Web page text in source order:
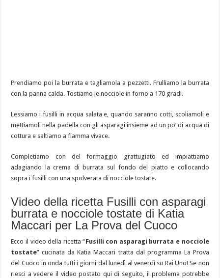
Prendiamo poi la burrata e tagliamola a pezzetti. Frulliamo la burrata
con la panna calda. Tostiamo le nocciole in forno a 170 gradi.
Lessiamo i fusilli in acqua salata e, quando saranno cotti, scoliamoli e
mettiamoli nella padella con gli asparagi insieme ad un po’ di acqua di
cottura e saltiamo a fiamma vivace.
Completiamo con del formaggio grattugiato ed impiattiamo
adagiando la crema di burrata sul fondo del piatto e collocando
sopra i fusilli con una spolverata di nocciole tostate.
Video della ricetta Fusilli con asparagi
burrata e nocciole tostate di Katia
Maccari per La Prova del Cuoco
Ecco il video della ricetta “Fusilli con asparagi burrata e nocciole
tostate” cucinata da Katia Maccari tratta dal programma La Prova
del Cuoco in onda tutti i giorni dal lunedì al venerdì su Rai Uno! Se non
riesci a vedere il video postato qui di seguito, il problema potrebbe